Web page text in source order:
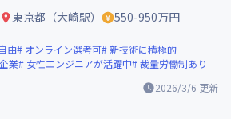
2026/3/6 更新
東京都（大崎駅）
550-950万円
由 オンライン選考可 新技術に積極的
業 女性エンジニアが活躍中 裁量労働制あり